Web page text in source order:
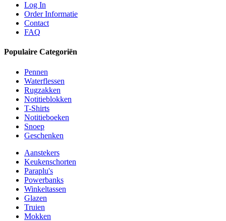
Log In
Order Informatie
Contact
FAQ
Populaire Categoriën
Pennen
Waterflessen
Rugzakken
Notitieblokken
T-Shirts
Notitieboeken
Snoep
Geschenken
Aanstekers
Keukenschorten
Paraplu's
Powerbanks
Winkeltassen
Glazen
Truien
Mokken